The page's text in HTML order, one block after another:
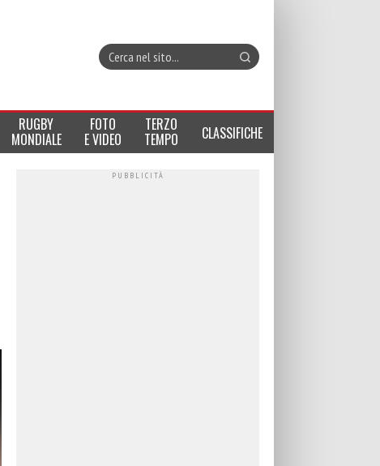
RUGBY
MONDIALE
FOTO
E VIDEO
TERZO
TEMPO CLASSIFICHE